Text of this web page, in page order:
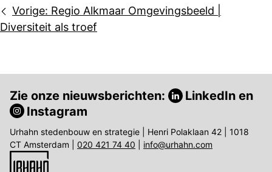
Bericht
navigatie
Vorige: Regio Alkmaar Omgevingsbeeld |
Diversiteit als troef
Zie onze nieuwsberichten: LinkedIn en
Instagram
Urhahn stedenbouw en strategie | Henri Polaklaan 42 | 1018
CT Amsterdam | 020 421 74 40 info@urhahn.com